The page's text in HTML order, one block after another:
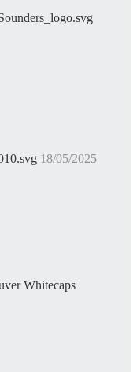
18/05/2025